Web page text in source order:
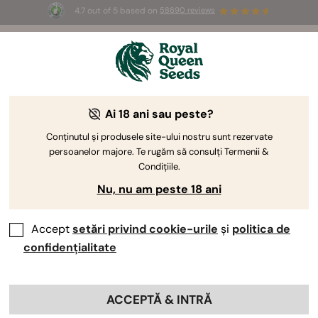
4.7 out of 5 based on 58690 reviews
3 semințe White Widow AutoGRATUITE pentru
Ai 18 ani sau peste?
Conținutul și produsele site-ului nostru sunt rezervate
persoanelor majore. Te rugăm să consulți Termenii &
Condițiile.
Nu, nu am peste 18 ani
Acceptsetări privind cookie-urile și politica de
confidențialitate
ACCEPTĂ & INTRĂ